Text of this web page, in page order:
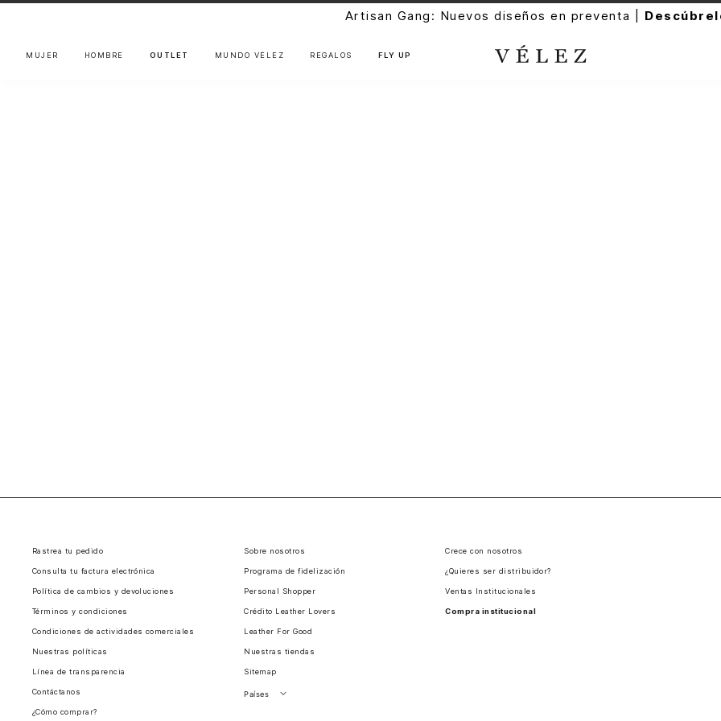
Artisan Gang: Nuevos diseños en preventa |
MUJER HOMBRE OUTLET MUNDO VÉLEZ REGALOS FLY UP
Rastrea tu pedido
Consulta tu factura electrónica
Política de cambios y devoluciones
Términos y condiciones
Condiciones de actividades comerciales
Nuestras políticas
Línea de transparencia
Contáctanos
¿Cómo comprar?
Sobre nosotros
Programa de fidelización
Personal Shopper
Crédito Leather Lovers
Leather For Good
Nuestras tiendas
Sitemap
Países
Crece con nosotros
¿Quieres ser distribuidor?
Ventas Institucionales
Compra institucional